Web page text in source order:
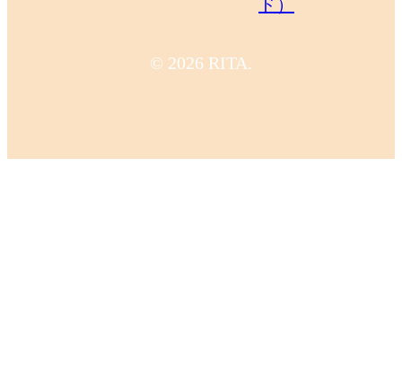
© 2026 RITA.